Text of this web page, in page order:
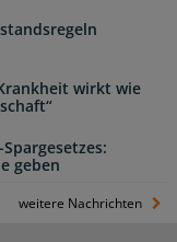
wirkt wie
geben
weitere Nachrichten